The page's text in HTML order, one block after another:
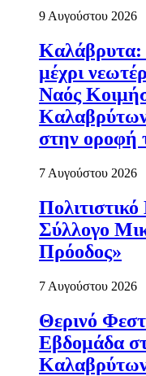
9 Αυγούστου 2026
Καλάβρυτα:
μέχρι
Ναός
στην οροφή
7 Αυγούστου 2026
Σύλλογο
Πρόοδος»
7 Αυγούστου 2026
Θερινό
Εβδομάδα